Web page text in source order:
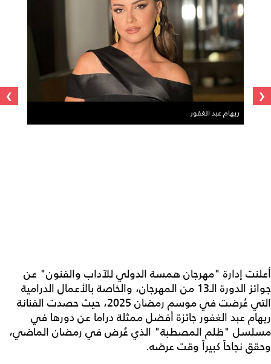
ريهام عبد الغفور
‹
›
أعلنت إدارة "مهرجان همسة الدولي للآداب والفنون" عن
جوائز الدورة الـ13 من المهرجان، والخاصة بالأعمال الدرامية
التي عُرضت في موسم رمضان 2025، حيث حصدت الفنانة
ريهام عبد الغفور جائزة أفضل ممثلة دراما عن دورها في
مسلسل "ظلم المصطبة" الذي عُرض في رمضان الماضي،
وحقق نجاحاً كبيراً وقت عرضه.